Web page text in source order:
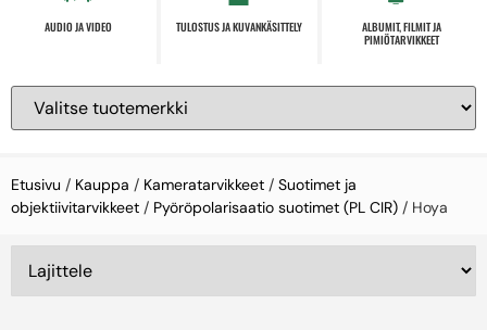
AUDIO JA VIDEO TULOSTUS JA KUVANKÄSITTELY
ALBUMIT, FILMIT JA
PIMIÖTARVIKKEET
Etusivu / Kauppa / Kameratarvikkeet / Suotimet ja
objektiivitarvikkeet / Pyöröpolarisaatio suotimet (PL CIR) / Hoya